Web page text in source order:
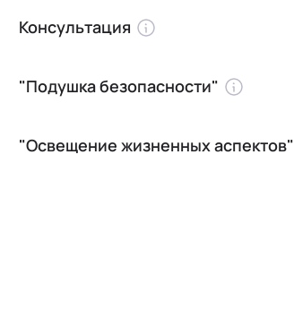
Консультация
"Подушка безопасности"
"Освещение жизненных аспектов"